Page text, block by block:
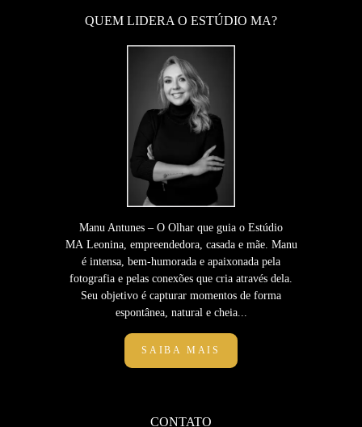
QUEM LIDERA O ESTÚDIO MA?
Manu Antunes – O Olhar que guia o Estúdio
MA Leonina, empreendedora, casada e mãe. Manu
é intensa, bem-humorada e apaixonada pela
fotografia e pelas conexões que cria através dela.
Seu objetivo é capturar momentos de forma
espontânea, natural e cheia...
SAIBA MAIS
CONTATO